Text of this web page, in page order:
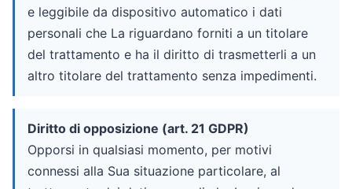
e leggibile da dispositivo automatico i dati
personali che La riguardano forniti a un titolare
del trattamento e ha il diritto di trasmetterli a un
altro titolare del trattamento senza impedimenti.
Diritto di opposizione (art. 21 GDPR)
Opporsi in qualsiasi momento, per motivi
connessi alla Sua situazione particolare, al